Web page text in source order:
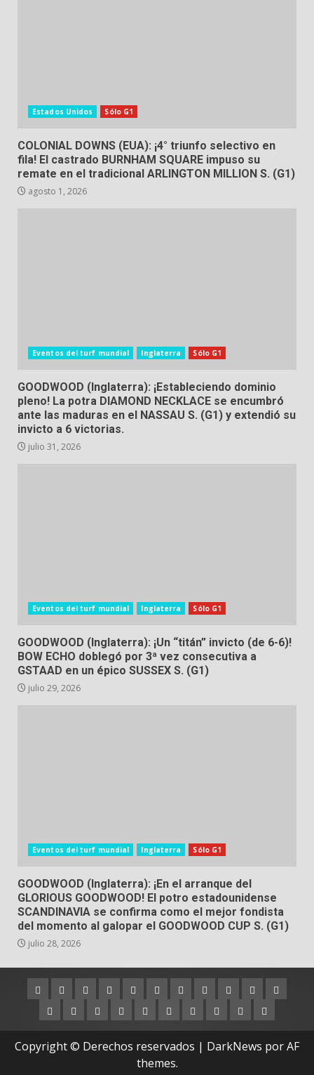
Estados Unidos Sólo G1
COLONIAL DOWNS (EUA): ¡4° triunfo selectivo en
fila! El castrado BURNHAM SQUARE impuso su
remate en el tradicional ARLINGTON MILLION S. (G1)
agosto 1, 2026
Eventos del turf mundial Inglaterra Sólo G1
GOODWOOD (Inglaterra): ¡Estableciendo dominio
pleno! La potra DIAMOND NECKLACE se encumbró
ante las maduras en el NASSAU S. (G1) y extendió su
invicto a 6 victorias.
julio 31, 2026
Eventos del turf mundial Inglaterra Sólo G1
GOODWOOD (Inglaterra): ¡Un “titán” invicto (de 6-6)!
BOW ECHO doblegó por 3ª vez consecutiva a
GSTAAD en un épico SUSSEX S. (G1)
julio 29, 2026
Eventos del turf mundial Inglaterra Sólo G1
GOODWOOD (Inglaterra): ¡En el arranque del
GLORIOUS GOODWOOD! El potro estadounidense
SCANDINAVIA se confirma como el mejor fondista
del momento al galopar el GOODWOOD CUP S. (G1)
julio 28, 2026
Argentina
AustraliaBrasilChileDubaiEstados
Unidos
Hong
Kong
Inglaterra
IrlandaJapónNueva
PanamáPerú
Puerto
Rico
QatarSingapurSuráfricaUruguayVenezuelaHipódromos
(Dubai)
Copyright © Derechos reservados | DarkNews por AF
themes.